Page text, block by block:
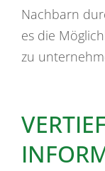
Nachbarn
es die
zu